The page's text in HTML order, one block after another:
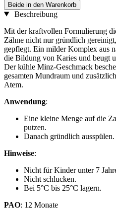
Beide in den Warenkorb
Beschreibung
Mit der kraftvollen Formulierung
Zähne nicht nur gründlich
gepflegt. Ein milder Komplex aus
die Bildung von Karies und beugt
Der kühle Minz-Geschmack
gesamten Mundraum und
Atem.
Anwendung:
Eine kleine Menge auf die
putzen.
Danach gründlich ausspülen.
Hinweise:
Nicht für Kinder unter 7
Nicht schlucken.
Bei 5°C bis 25°C lagern.
PAO: 12 Monate